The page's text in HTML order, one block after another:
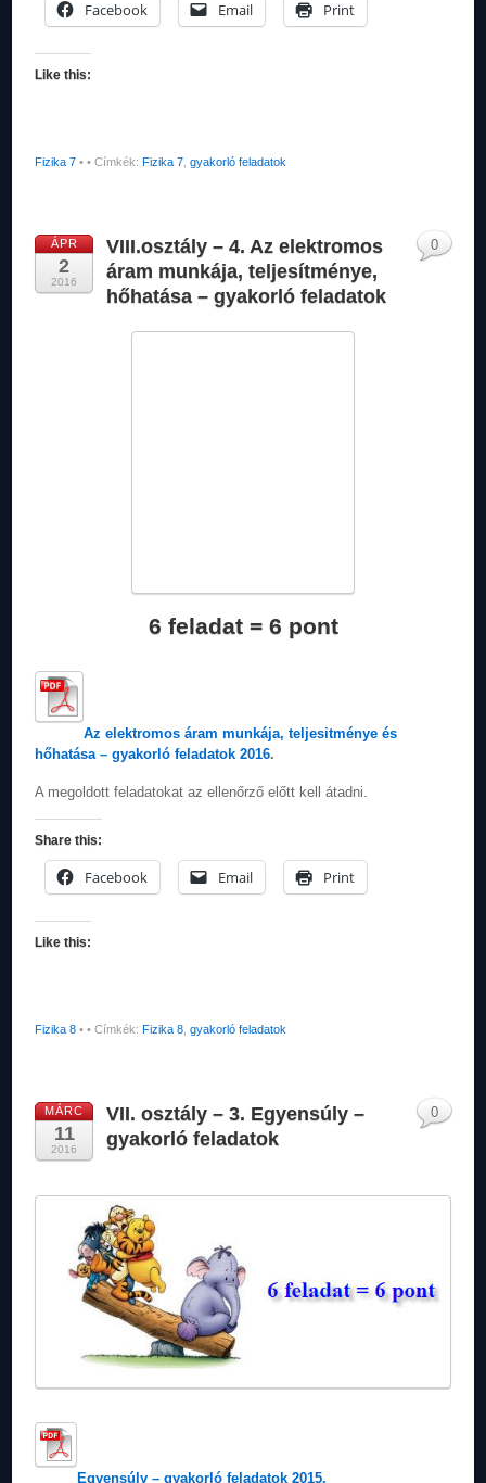
Facebook Email Print
Like this:
Fizika 7 • • Címkék:Fizika 7 ,gyakorló feladatok
ÁPR
2
2016
VIII.osztály – 4. Az elektromos
áram munkája, teljesítménye,
hőhatása – gyakorló feladatok
6 feladat = 6 pont
Az elektromos áram munkája, teljesitménye és
hőhatása – gyakorló feladatok 2016.
A megoldott feladatokat az ellenőrző előtt kell átadni.
Share this:
Facebook Email Print
Like this:
Fizika 8 •
0
• Címkék: Fizika 8,gyakorló feladatok
MÁRC
11
2016
VII. osztály – 3. Egyensúly –
gyakorló feladatok
Egyensúly – gyakorló feladatok 2015.
0